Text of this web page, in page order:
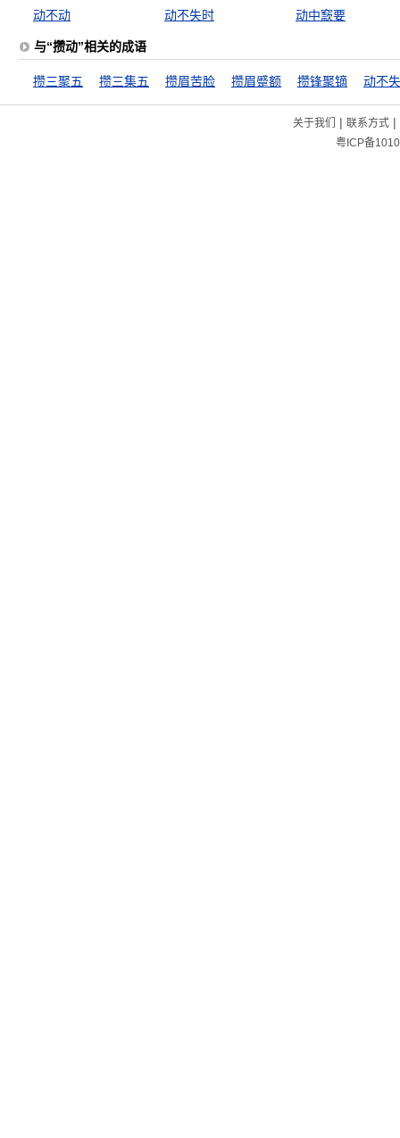
动不动
动不失时 动中窾要
与“攒动”相关的成语
攒三聚五 攒三集五 攒眉苦脸 攒眉蹙额 攒锋聚镝 动不
关于我们 | 联系方式|
粤ICP备